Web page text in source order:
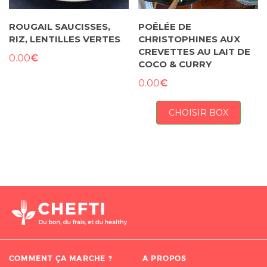
ROUGAIL SAUCISSES,
RIZ, LENTILLES VERTES
0.00€
POÊLÉE DE
CHRISTOPHINES AUX
CREVETTES AU LAIT DE
COCO & CURRY
0.00€
CHOISIR BOX
COMMENT ÇA MARCHE ? A PROPOS